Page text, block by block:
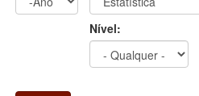
Nível: